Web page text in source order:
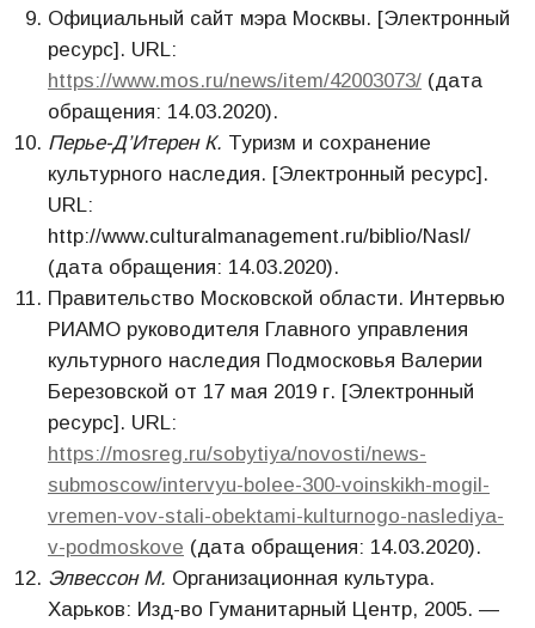
Официальный сайт мэра Москвы. [Электронный
ресурс]. URL:
https://www.mos.ru/news/item/42003073/ (дата
обращения: 14.03.2020).
Перье-Д’Итерен К. Туризм и сохранение
культурного наследия. [Электронный ресурс].
URL:
http://www.culturalmanagement.ru/biblio/Nasl/
(дата обращения: 14.03.2020).
Правительство Московской области. Интервью
РИАМО руководителя Главного управления
культурного наследия Подмосковья Валерии
Березовской от 17 мая 2019 г. [Электронный
ресурс]. URL:
https://mosreg.ru/sobytiya/novosti/news-
submoscow/intervyu-bolee-300-voinskikh-mogil-
vremen-vov-stali-obektami-kulturnogo-naslediya-
v-podmoskove (дата обращения: 14.03.2020).
Элвессон М. Организационная культура.
Xарьков: Изд-во Гуманитарный Центр, 2005. —